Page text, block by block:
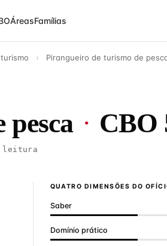
ÁreasFamílias
› Pirangueiro de turismo de
· CBO
leitura
QUATRO DIMENSÕES DO
Saber
Domínio prático